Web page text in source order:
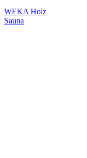
WEKA Holz
Sauna